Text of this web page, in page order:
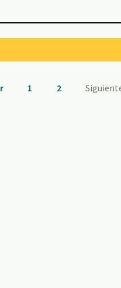
1 2